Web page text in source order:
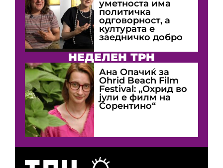
уметноста има
политичка
одговорност, а
културата е
заедничко добро
НЕДЕЛЕН ТРН
Ана Опачиќ за
Оhrid Beach Film
Festival: „Охрид во
јули е филм на
Сорентино“